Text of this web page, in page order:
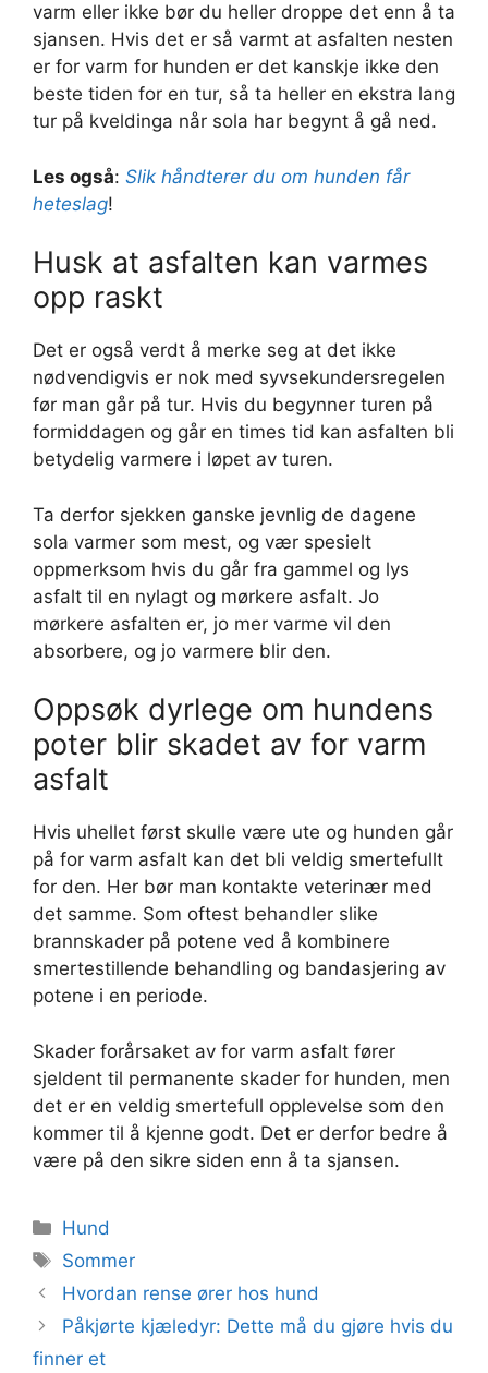
varm eller ikke bør du heller droppe det enn å ta
sjansen. Hvis det er så varmt at asfalten nesten
er for varm for hunden er det kanskje ikke den
beste tiden for en tur, så ta heller en ekstra lang
tur på kveldinga når sola har begynt å gå ned.
Les også: Slik håndterer du om hunden får
heteslag!
Husk at asfalten kan varmes
opp raskt
Det er også verdt å merke seg at det ikke
nødvendigvis er nok med syvsekundersregelen
før man går på tur. Hvis du begynner turen på
formiddagen og går en times tid kan asfalten bli
betydelig varmere i løpet av turen.
Ta derfor sjekken ganske jevnlig de dagene
sola varmer som mest, og vær spesielt
oppmerksom hvis du går fra gammel og lys
asfalt til en nylagt og mørkere asfalt. Jo
mørkere asfalten er, jo mer varme vil den
absorbere, og jo varmere blir den.
Oppsøk dyrlege om hundens
poter blir skadet av for varm
asfalt
Hvis uhellet først skulle være ute og hunden går
på for varm asfalt kan det bli veldig smertefullt
for den. Her bør man kontakte veterinær med
det samme. Som oftest behandler slike
brannskader på potene ved å kombinere
smertestillende behandling og bandasjering av
potene i en periode.
Skader forårsaket av for varm asfalt fører
sjeldent til permanente skader for hunden, men
det er en veldig smertefull opplevelse som den
kommer til å kjenne godt. Det er derfor bedre å
være på den sikre siden enn å ta sjansen.
Kategorier
Hund
Stikkord
Sommer
Hvordan rense ører hos hund
Påkjørte kjæledyr: Dette må du gjøre hvis du
finner et